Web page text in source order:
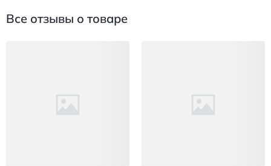
Все отзывы о товаре